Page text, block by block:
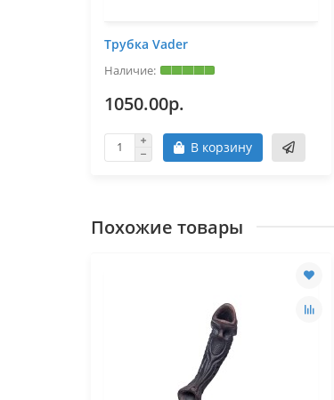
Трубка Vader
1050.00р.
В корзину
Похожие товары